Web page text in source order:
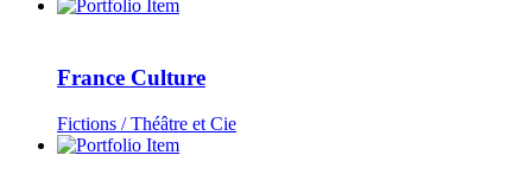
France Culture
Fictions / Théâtre et Cie